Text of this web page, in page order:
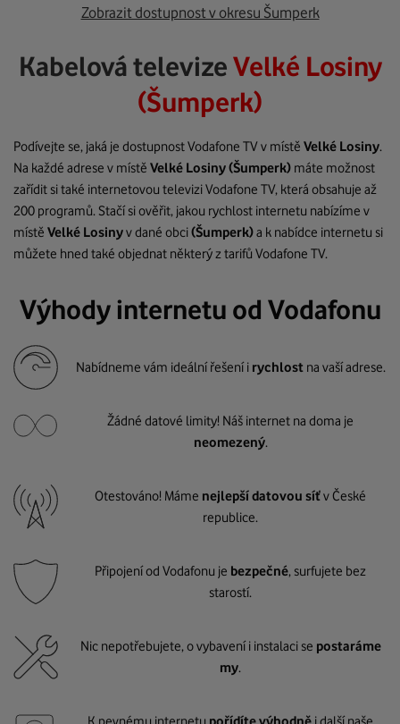
Zobrazit dostupnost v okresu Šumperk
Kabelová televizeVelké Losiny
(Šumperk)
Podívejte se, jaká je dostupnost Vodafone TV v místě Velké Losiny.
Na každé adrese v místě Velké Losiny(Šumperk) máte možnost
zařídit si také internetovou televizi Vodafone TV, která obsahuje až
200 programů. Stačí si ověřit, jakou rychlost internetu nabízíme v
místě Velké Losinyv dané obci(Šumperk)a k nabídce internetu si
můžete hned také objednat některý z tarifů Vodafone TV.
Výhody internetu od Vodafonu
Nabídneme vám ideální řešení i rychlost na vaší adrese.
Žádné datové limity! Náš internet na doma je
neomezený.
Otestováno! Máme nejlepší datovou síťv České
republice.
Připojení od Vodafonu je bezpečné, surfujete bez
starostí.
Nic nepotřebujete, o vybavení i instalaci se postaráme
my.